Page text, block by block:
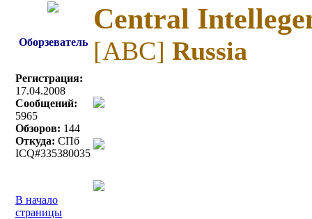
Оборзеватель
Регистрация:
17.04.2008
Сообщений:
5965
Обзоров: 144
Откуда: СПб
ICQ#335380035
Central
[ABC] Russia
В начало
страницы